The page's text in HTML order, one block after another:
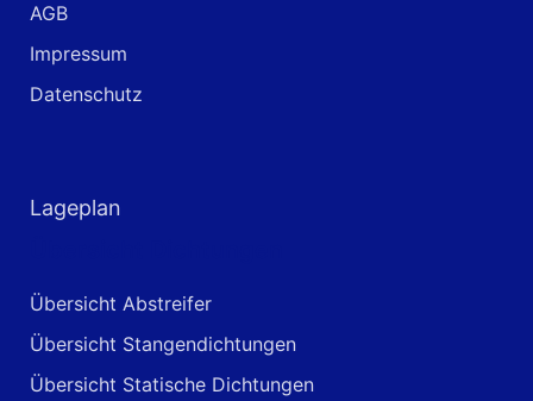
AGB
Impressum
Datenschutz
Lageplan
Übersicht Abstreifer
Übersicht Stangendichtungen
Übersicht Statische Dichtungen